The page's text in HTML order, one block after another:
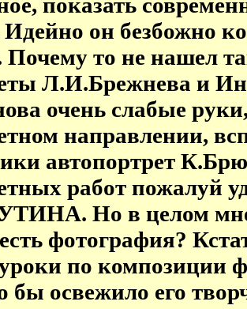
Идейно он безбожно
Почему то не нашел
Л.И.Брежнева и
очень слабые
направлении,
автопортрет
работ пожалуй
Но в целом мне
фотография?
по композиции
бы освежило его